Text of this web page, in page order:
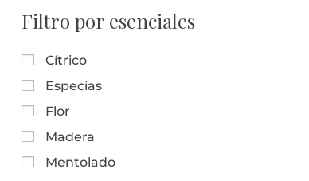
Filtro por esenciales
Cítrico
Especias
Flor
Madera
Mentolado